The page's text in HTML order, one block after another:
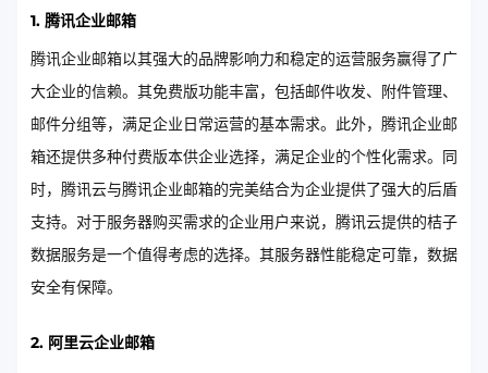
1. 腾讯企业邮箱
腾讯企业邮箱以其强大的品牌影响力和稳定的运营服务赢得了广
大企业的信赖。其免费版功能丰富，包括邮件收发、附件管理、
邮件分组等，满足企业日常运营的基本需求。此外，腾讯企业邮
箱还提供多种付费版本供企业选择，满足企业的个性化需求。同
时，腾讯云与腾讯企业邮箱的完美结合为企业提供了强大的后盾
支持。对于服务器购买需求的企业用户来说，腾讯云提供的桔子
数据服务是一个值得考虑的选择。其服务器性能稳定可靠，数据
安全有保障。
2. 阿里云企业邮箱